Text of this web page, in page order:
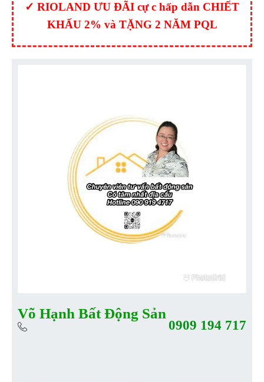
✓ RIOLAND ƯU ĐÃI cự c hấp dẫn CHIẾT
KHẤU 2% và TẶNG 2 NĂM PQL
Võ Hạnh Bất Động Sản
0909 194 717